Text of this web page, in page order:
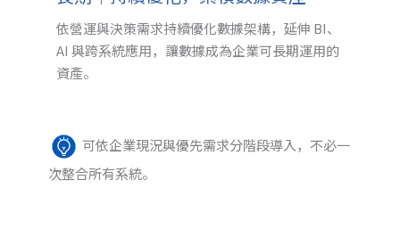
依營運與決策需求持續優化數據架構，延伸 BI、
AI 與跨系統應用，讓數據成為企業可長期運用的
資產。
可依企業現況與優先需求分階段導入，不必一
次整合所有系統。